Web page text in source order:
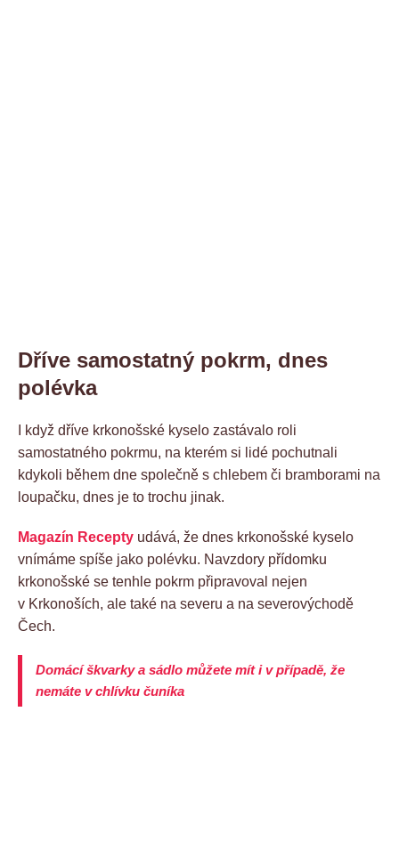
Dříve samostatný pokrm, dnes
polévka
I když dříve krkonošské kyselo zastávalo roli
samostatného pokrmu, na kterém si lidé pochutnali
kdykoli během dne společně s chlebem či bramborami na
loupačku, dnes je to trochu jinak.
Magazín Recepty udává, že dnes krkonošské kyselo
vnímáme spíše jako polévku. Navzdory přídomku
krkonošské se tenhle pokrm připravoval nejen
v Krkonoších, ale také na severu a na severovýchodě
Čech.
Domácí škvarky a sádlo můžete mít i v případě, že
nemáte v chlívku čuníka